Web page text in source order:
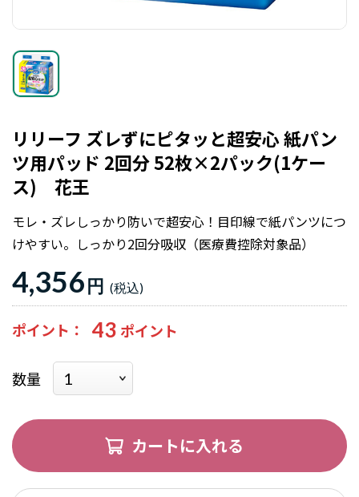
リリーフ ズレずにピタッと超安心 紙パン
ツ用パッド 2回分 52枚×2パック(1ケー
ス) 花王
モレ・ズレしっかり防いで超安心！目印線で紙パンツにつ
けやすい。しっかり2回分吸収（医療費控除対象品）
4,356円
ポイント 43
数量
カートに入れる